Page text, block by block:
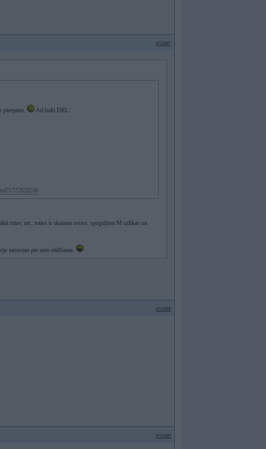
#35987
pieejams.
Arī balti DRL.
stūre, utt., toties ir skaistas restes, spoguļiem M uzlikas un
taisnojas pie auto rādīšanas.
#35988
#35989